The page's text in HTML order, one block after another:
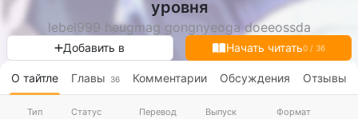
0 / 36
Добавить в
уровня
lebel999 heugmag gongnyeoga doeeossda
О тайтле Главы 36 Комментарии Обсуждения Отзывы
Тип Статус Перевод Выпуск Формат